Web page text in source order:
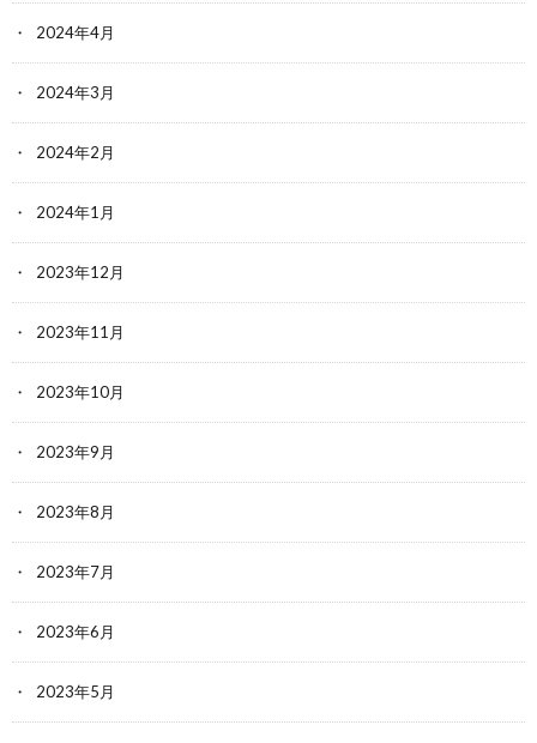
2024年4月
2024年3月
2024年2月
2024年1月
2023年12月
2023年11月
2023年10月
2023年9月
2023年8月
2023年7月
2023年6月
2023年5月